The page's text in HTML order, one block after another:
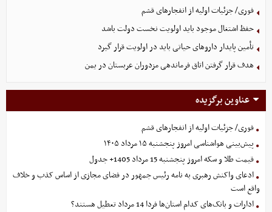
فوری/ جزئیات اولیه از انفجارهای قشم
حفظ اشتغال موجود باید اولویت نخست دولت باشد
تأمین پایدار داروهای حیاتی باید در اولویت قرار گیرد
هدف قرار گرفتن اتاق‌ فرماندهی مزدوران عربستان در یمن
عناوین برگزیده
فوری/ جزئیات اولیه از انفجارهای قشم
پیش‌بینی هواشناسی امروز پنجشنبه ۱۵ مرداد ۱۴۰۵
قیمت طلا و سکه امروز پنجشنبه 15 مرداد 1405+ جدول
ادعای واکنش رهبری به نامه رئیس جمهور در فضای مجازی از اساس کذب و خلاف
واقع است
ادارات و بانک‌های کدام استان‌ها فردا 14 مرداد تعطیل هستند؟